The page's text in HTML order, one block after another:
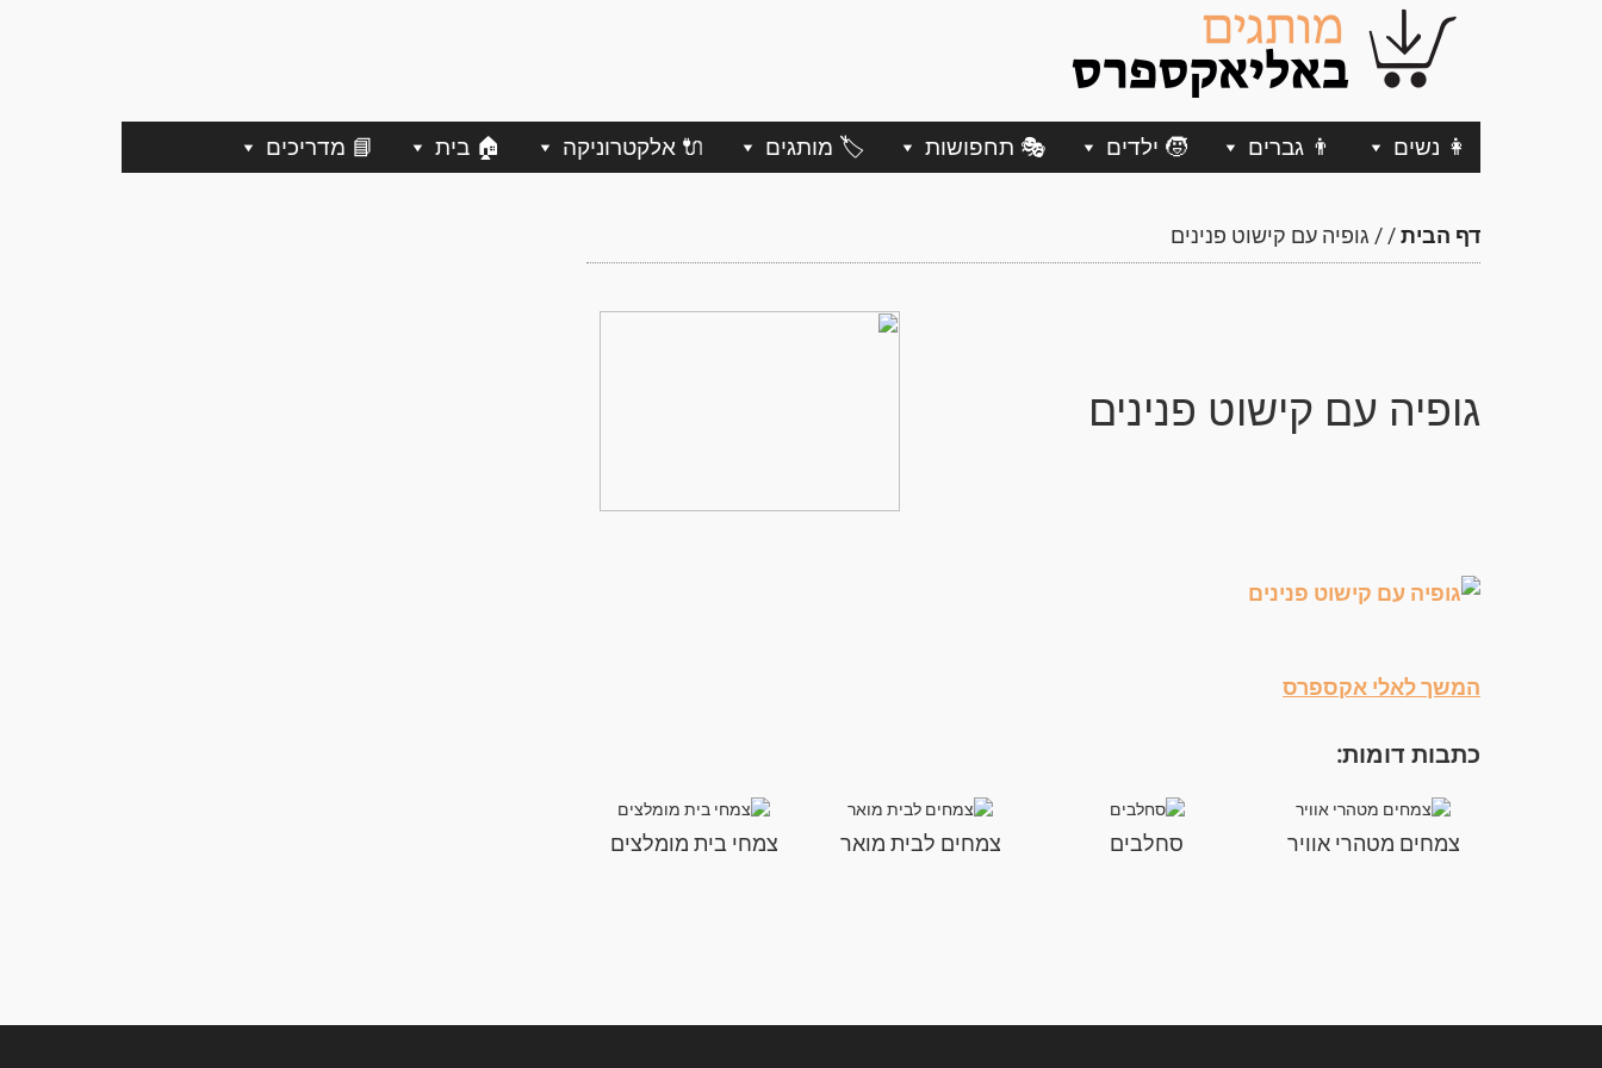
👩 נשים 👨 גברים 🧒 ילדים 🎭 תחפושות 🏷️ מותגים 🔌 אלקטרוניקה 🏠 בית 📘 מדריכים
דף הבית/
/ גופיה עם קישוט פנינים
גופיה עם קישוט פנינים
המשך לאלי אקספרס
כתבות דומות:
צמחים מטהרי אוויר סחלבים צמחים לבית מואר צמחי בית מומלצים